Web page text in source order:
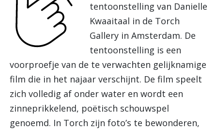
tentoonstelling van Danielle
Kwaaitaal in de Torch
Gallery in Amsterdam. De
tentoonstelling is een
voorproefje van de te verwachten gelijknamige
film die in het najaar verschijnt. De film speelt
zich volledig af onder water en wordt een
zinneprikkelend, poëtisch schouwspel
genoemd. In Torch zijn foto’s te bewonderen,